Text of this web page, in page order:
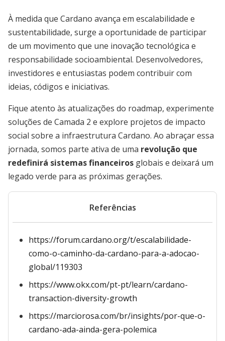
À medida que Cardano avança em escalabilidade e
sustentabilidade, surge a oportunidade de participar
de um movimento que une inovação tecnológica e
responsabilidade socioambiental. Desenvolvedores,
investidores e entusiastas podem contribuir com
ideias, códigos e iniciativas.
Fique atento às atualizações do roadmap, experimente
soluções de Camada 2 e explore projetos de impacto
social sobre a infraestrutura Cardano. Ao abraçar essa
jornada, somos parte ativa de uma revolução que
redefinirá sistemas financeiros globais e deixará um
legado verde para as próximas gerações.
Referências
https://forum.cardano.org/t/escalabilidade-
como-o-caminho-da-cardano-para-a-adocao-
global/119303
https://www.okx.com/pt-pt/learn/cardano-
transaction-diversity-growth
https://marciorosa.com/br/insights/por-que-o-
cardano-ada-ainda-gera-polemica